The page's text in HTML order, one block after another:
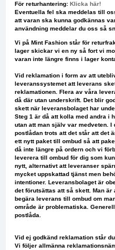
För returhantering: Klicka här!
Eventuella fel ska meddelas till
att varan ska kunna godkännas
användning meddelar du oss så
Vi på Mint Fashion står för
lager skickar vi en ny så fort vi
varan inte längre finns i lager
Vid reklamation i form av att
leveranssystemet att leverans
reklamationen. Flera av våra
då där utan underskrift. Det blir
skett när leveransbolaget har
Steg 1 är då att kolla med andra i
utan att man själv var medveten.
postlådan trots att det står att det
ett nytt paket till ombud så att
då inte längre på ordern och vi
leverera till ombud för dig som
nytt, alternativt att leveranser
mycket uppskattad tjänst men
intentioner. Leveransbolaget är
det förutsättas att så skett. Man
begära leverans till ombud om
område är problematiska.
postlåda.
Vid ej godkänd reklamation står
Vi följer allmänna